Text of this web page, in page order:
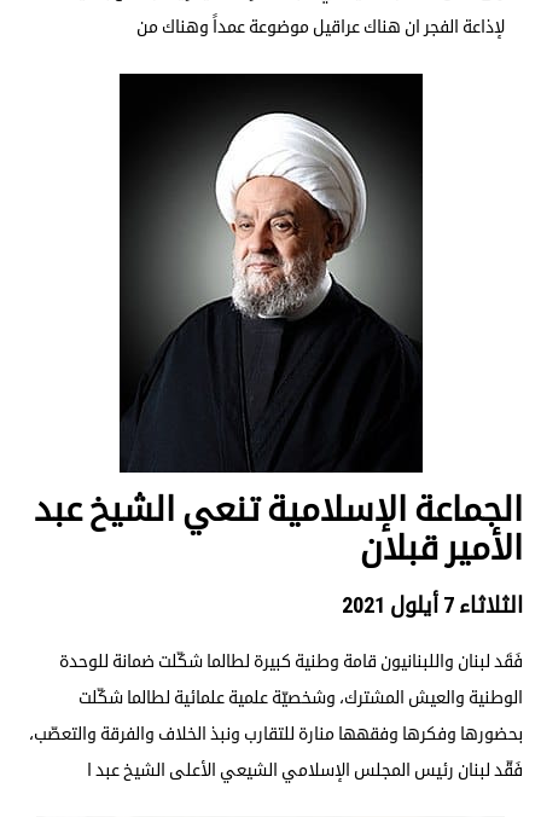
لإذاعة الفجر ان هناك عراقيل موضوعة عمداً وهناك من
الجماعة الإسلامية تنعي الشيخ عبد
الأمير قبلان
الثلاثاء 7 أيلول 2021
فَقَد لبنان واللبنانيون قامة وطنية كبيرة لطالما شكّلت ضمانة للوحدة
الوطنية والعيش المشترك، وشخصيّة علمية علمائية لطالما شكّلت
بحضورها وفكرها وفقهها منارة للتقارب ونبذ الخلاف والفرقة والتعصّب،
فَقّد لبنان رئيس المجلس الإسلامي الشيعي الأعلى الشيخ عبد ا